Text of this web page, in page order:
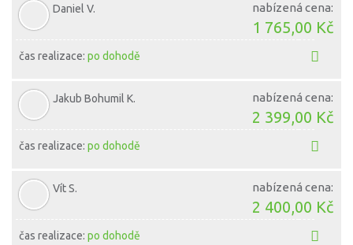
Daniel V.
čas realizace:po dohodě
nabízená cena:
1 765,00 Kč
Jakub Bohumil K.
čas realizace:po dohodě
nabízená cena:
2 399,00 Kč
Vít S.
čas realizace:po dohodě
nabízená cena:
2 400,00 Kč